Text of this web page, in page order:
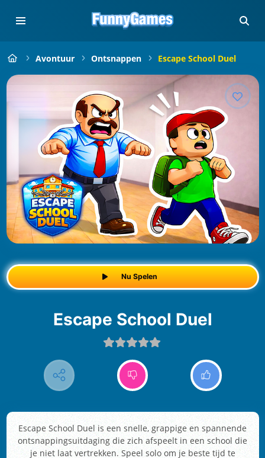
Avontuur Ontsnappen Escape School Duel
Nu Spelen
Escape School Duel
Escape School Duel is een snelle, grappige en spannende
ontsnappingsuitdaging die zich afspeelt in een school die
je niet laat vertrekken. Speel solo om je beste tijd te